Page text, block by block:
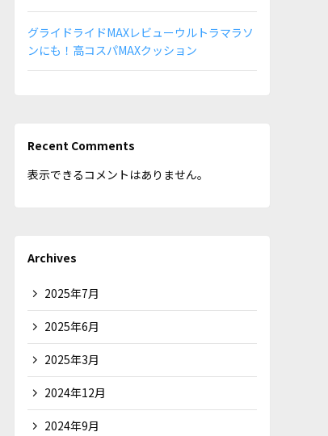
グライドライドMAXレビューウルトラマラソ
ンにも！高コスパMAXクッション
Recent Comments
表示できるコメントはありません。
Archives
2025年7月
2025年6月
2025年3月
2024年12月
2024年9月